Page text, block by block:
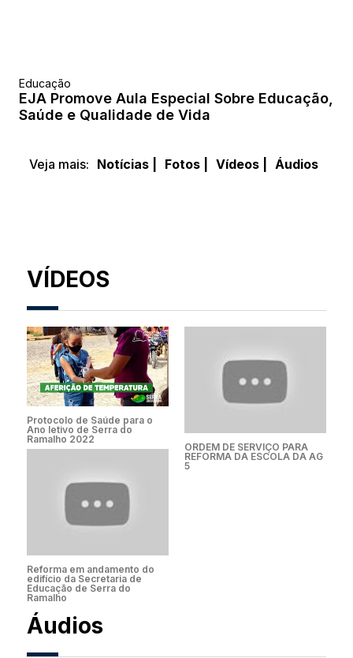
Educação
EJA Promove Aula Especial Sobre Educação,
Saúde e Qualidade de Vida
Veja mais: Notícias | Fotos | Vídeos | Áudios
VÍDEOS
Protocolo de Saúde para o
Ano letivo de Serra do
Ramalho 2022
ORDEM DE SERVIÇO PARA
REFORMA DA ESCOLA DA AG
5
Reforma em andamento do
edifício da Secretaria de
Educação de Serra do
Ramalho
Áudios